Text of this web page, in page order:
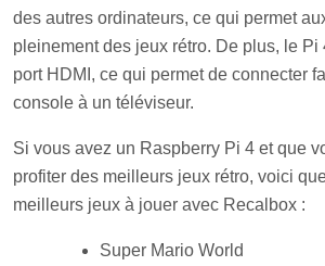
des autres ordinateurs, ce qui permet
pleinement des jeux rétro. De plus, le Pi
port HDMI, ce qui permet de connecter
console à un téléviseur.
Si vous avez un Raspberry Pi 4 et que
profiter des meilleurs jeux rétro, voici
meilleurs jeux à jouer avec Recalbox :
Super Mario World